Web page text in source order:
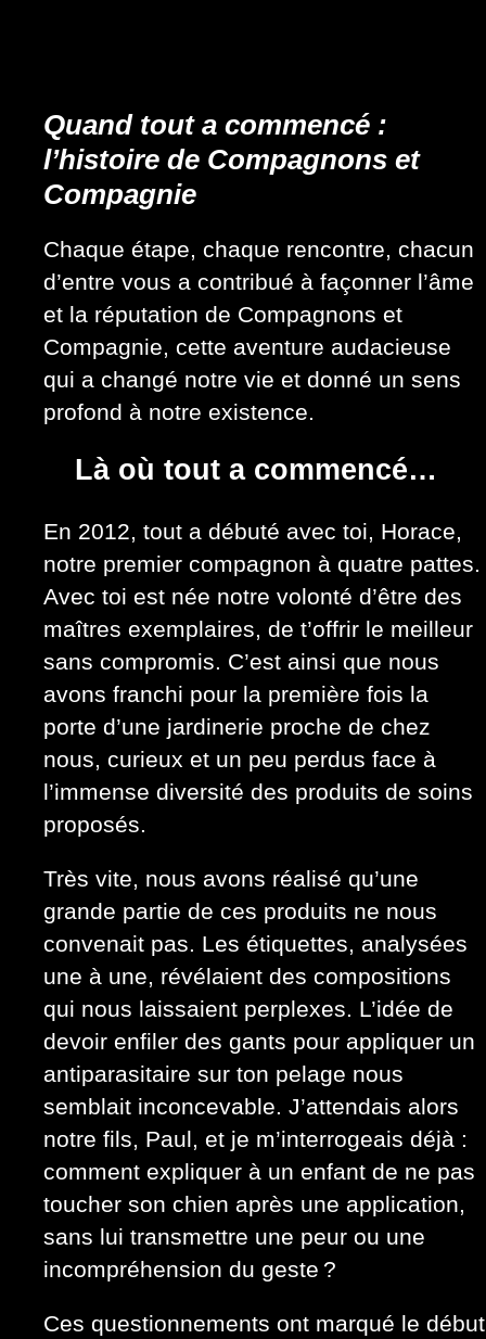
Quand tout a commencé :
l’histoire de Compagnons et
Compagnie
Chaque étape, chaque rencontre, chacun
d’entre vous a contribué à façonner l’âme
et la réputation de Compagnons et
Compagnie, cette aventure audacieuse
qui a changé notre vie et donné un sens
profond à notre existence.
Là où tout a commencé…
En 2012, tout a débuté avec toi, Horace,
notre premier compagnon à quatre pattes.
Avec toi est née notre volonté d’être des
maîtres exemplaires, de t’offrir le meilleur
sans compromis. C’est ainsi que nous
avons franchi pour la première fois la
porte d’une jardinerie proche de chez
nous, curieux et un peu perdus face à
l’immense diversité des produits de soins
proposés.
Très vite, nous avons réalisé qu’une
grande partie de ces produits ne nous
convenait pas. Les étiquettes, analysées
une à une, révélaient des compositions
qui nous laissaient perplexes. L’idée de
devoir enfiler des gants pour appliquer un
antiparasitaire sur ton pelage nous
semblait inconcevable. J’attendais alors
notre fils, Paul, et je m’interrogeais déjà :
comment expliquer à un enfant de ne pas
toucher son chien après une application,
sans lui transmettre une peur ou une
incompréhension du geste ?
Ces questionnements ont marqué le début